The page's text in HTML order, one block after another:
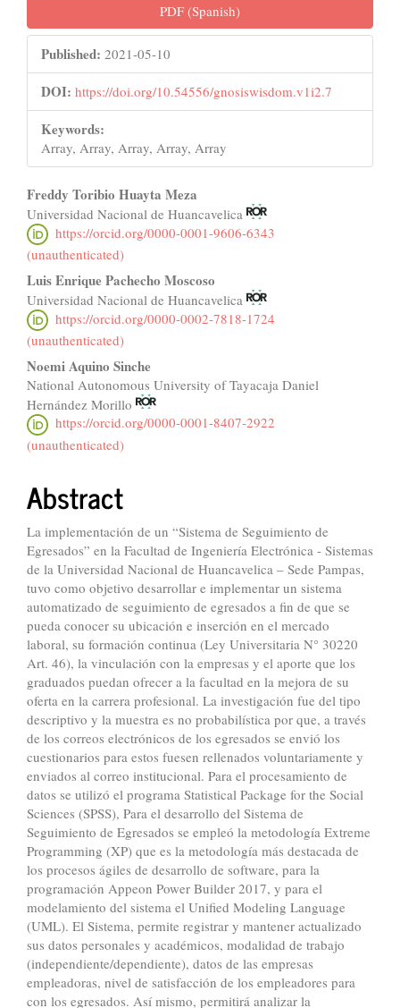
PDF (Spanish)
Published: 2021-05-10
DOI: https://doi.org/10.54556/gnosiswisdom.v1i2.7
Keywords:
Array, Array, Array, Array, Array
Main
Article
Content
Freddy Toribio Huayta Meza
Universidad Nacional de Huancavelica
https://orcid.org/0000-0001-9606-6343
(unauthenticated)
Luis Enrique Pachecho Moscoso
Universidad Nacional de Huancavelica
https://orcid.org/0000-0002-7818-1724
(unauthenticated)
Noemi Aquino Sinche
National Autonomous University of Tayacaja Daniel
Hernández Morillo
https://orcid.org/0000-0001-8407-2922
(unauthenticated)
Abstract
La implementación de un “Sistema de Seguimiento de
Egresados” en la Facultad de Ingeniería Electrónica - Sistemas
de la Universidad Nacional de Huancavelica – Sede Pampas,
tuvo como objetivo desarrollar e implementar un sistema
automatizado de seguimiento de egresados a fin de que se
pueda conocer su ubicación e inserción en el mercado
laboral, su formación continua (Ley Universitaria N° 30220
Art. 46), la vinculación con la empresas y el aporte que los
graduados puedan ofrecer a la facultad en la mejora de su
oferta en la carrera profesional. La investigación fue del tipo
descriptivo y la muestra es no probabilística por que, a través
de los correos electrónicos de los egresados se envió los
cuestionarios para estos fuesen rellenados voluntariamente y
enviados al correo institucional. Para el procesamiento de
datos se utilizó el programa Statistical Package for the Social
Sciences (SPSS), Para el desarrollo del Sistema de
Seguimiento de Egresados se empleó la metodología Extreme
Programming (XP) que es la metodología más destacada de
los procesos ágiles de desarrollo de software, para la
programación Appeon Power Builder 2017, y para el
modelamiento del sistema el Unified Modeling Language
(UML). El Sistema, permite registrar y mantener actualizado
sus datos personales y académicos, modalidad de trabajo
(independiente/dependiente), datos de las empresas
empleadoras, nivel de satisfacción de los empleadores para
con los egresados. Así mismo, permitirá analizar la